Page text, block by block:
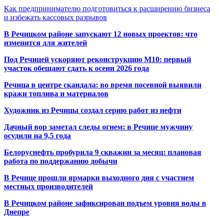
Как предпринимателю подготовиться к расширению бизнеса
и избежать кассовых разрывов
В Речицком районе запускают 12 новых проектов: что
изменится для жителей
Под Речицей ускоряют реконструкцию М10: первый
участок обещают сдать к осени 2026 года
Речица в центре скандала: во время посевной выявили
кражи топлива и материалов
Художник из Речицы создал серию работ из нефти
Дачный вор заметал следы огнем: в Речице мужчину
осудили на 9,5 года
Белоруснефть пробурила 9 скважин за месяц: плановая
работа по поддержанию добычи
В Речице прошли ярмарки выходного дня с участием
местных производителей
В Речицком районе зафиксирован подъем уровня воды в
Днепре